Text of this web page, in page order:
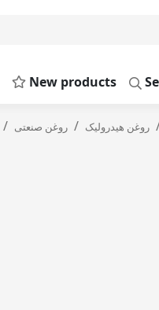
New products
روغن صنعتی روغن هیدرولیک